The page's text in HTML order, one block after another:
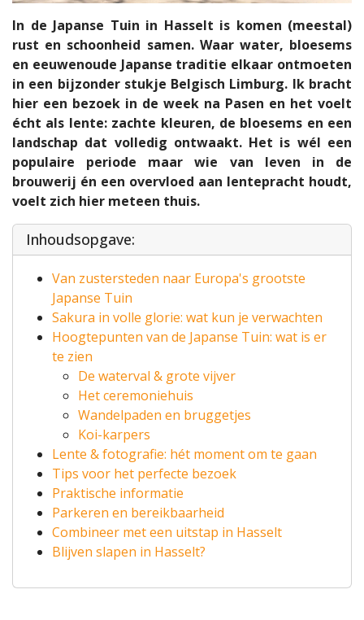
In de Japanse Tuin in Hasselt is komen (meestal)
rust en schoonheid samen. Waar water, bloesems
en eeuwenoude Japanse traditie elkaar ontmoeten
in een bijzonder stukje Belgisch Limburg. Ik bracht
hier een bezoek in de week na Pasen en het voelt
écht als lente: zachte kleuren, de bloesems en een
landschap dat volledig ontwaakt. Het is wél een
populaire periode maar wie van leven in de
brouwerij én een overvloed aan lentepracht houdt,
voelt zich hier meteen thuis.
Inhoudsopgave:
Van zustersteden naar Europa's grootste
Japanse Tuin
Sakura in volle glorie: wat kun je verwachten
Hoogtepunten van de Japanse Tuin: wat is er
te zien
De waterval & grote vijver
Het ceremoniehuis
Wandelpaden en bruggetjes
Koi-karpers
Lente & fotografie: hét moment om te gaan
Tips voor het perfecte bezoek
Praktische informatie
Parkeren en bereikbaarheid
Combineer met een uitstap in Hasselt
Blijven slapen in Hasselt?